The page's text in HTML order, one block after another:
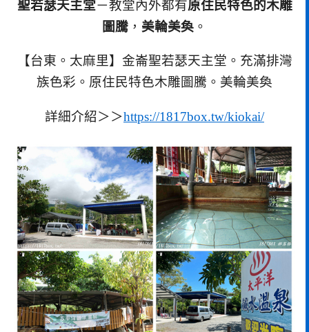
聖若瑟天主堂－教堂內外都有原住民特色的木雕
圖騰 ， 美輪美奐 。
【台東。太麻里】金崙聖若瑟天主堂。充滿排灣
族色彩。原住民特色木雕圖騰。美輪美奐
詳細介紹＞＞https://1817box.tw/kiokai/